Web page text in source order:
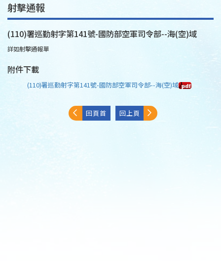
射擊通報
(110)署巡勤射字第141號-國防部空軍司令部--海(空)域
詳如射擊通報單
附件下載
(110)署巡勤射字第141號-國防部空軍司令部--海(空)域
回頁首 回上頁